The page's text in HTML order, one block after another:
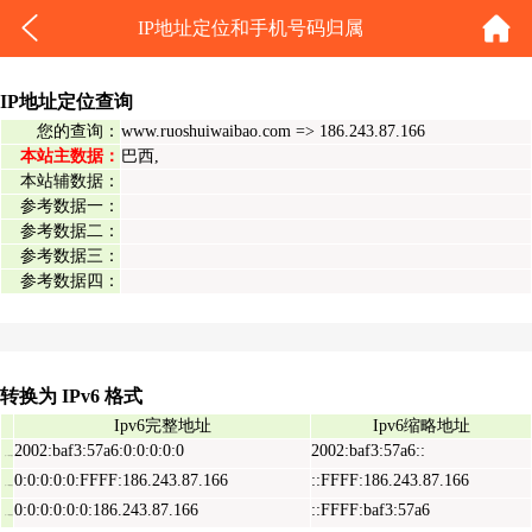
IP地址定位和手机号码归属
IP地址定位查询
您的查询： www.ruoshuiwaibao.com => 186.243.87.166
本站主数据： 巴西,
本站辅数据：
参考数据一：
参考数据二：
参考数据三：
参考数据四：
转换为 IPv6 格式
Ipv6完整地址 Ipv6缩略地址
2002:baf3:57a6:0:0:0:0:0 2002:baf3:57a6::
0:0:0:0:0:FFFF:186.243.87.166 ::FFFF:186.243.87.166
0:0:0:0:0:0:186.243.87.166 ::FFFF:baf3:57a6